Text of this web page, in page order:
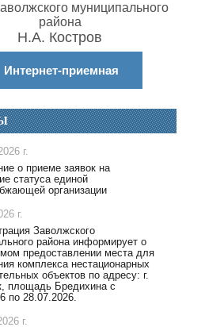
муниципального
района
Н.А. Костров
Интернет-приемная
г.
о приеме заявок на
статуса единой
организации
г.
Заволжского
района информирует о
предоставлении места для
комплекса нестационарных
объектов по адресу: г.
площадь Бредихина с
по 28.07.2026.
г.